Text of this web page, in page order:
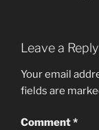
Leave a Reply
Your email
fields are
Comment*